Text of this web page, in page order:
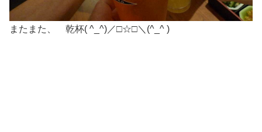
またまた、 乾杯( ^_^)／□☆□＼(^_^ )